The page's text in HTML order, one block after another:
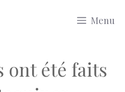
Menu
ont été faits